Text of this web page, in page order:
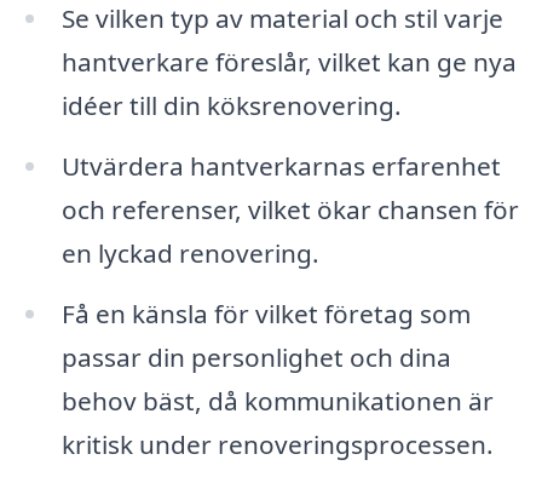
Se vilken typ av material och stil varje
hantverkare föreslår, vilket kan ge nya
idéer till din köksrenovering.
Utvärdera hantverkarnas erfarenhet
och referenser, vilket ökar chansen för
en lyckad renovering.
Få en känsla för vilket företag som
passar din personlighet och dina
behov bäst, då kommunikationen är
kritisk under renoveringsprocessen.